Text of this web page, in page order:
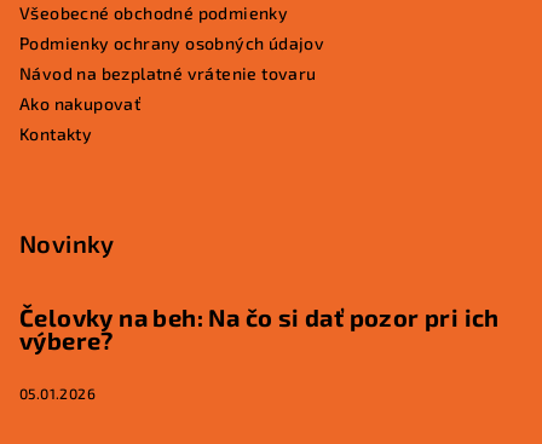
Všeobecné obchodné podmienky
Podmienky ochrany osobných údajov
Návod na bezplatné vrátenie tovaru
Ako nakupovať
Kontakty
Novinky
Čelovky na beh: Na čo si dať pozor pri ich
výbere?
05.01.2026